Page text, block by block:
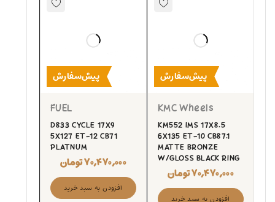
پیش‌سفارش
KMC Wheels
KM552 IMS 17X8.5
6X135 ET-10 CB87.1
MATTE BRONZE
W/GLOSS BLACK RING
۷۰,۴۷۰,۰۰۰تومان
افزودن به سبد خرید
پیش‌سفارش
FUEL
D833 CYCLE 17X9
5X127 ET-12 CB71
PLATNUM
۷۰,۴۷۰,۰۰۰تومان
افزودن به سبد خرید